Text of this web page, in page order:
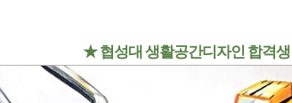
★ 협성대 생활공간디자인 합격생